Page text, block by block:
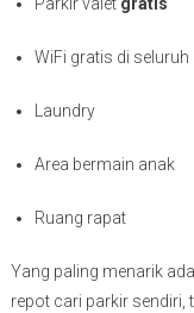
WiFi gratis di seluruh
Laundry
Area bermain anak
Ruang rapat
Yang paling menarik
repot cari parkir sendiri,